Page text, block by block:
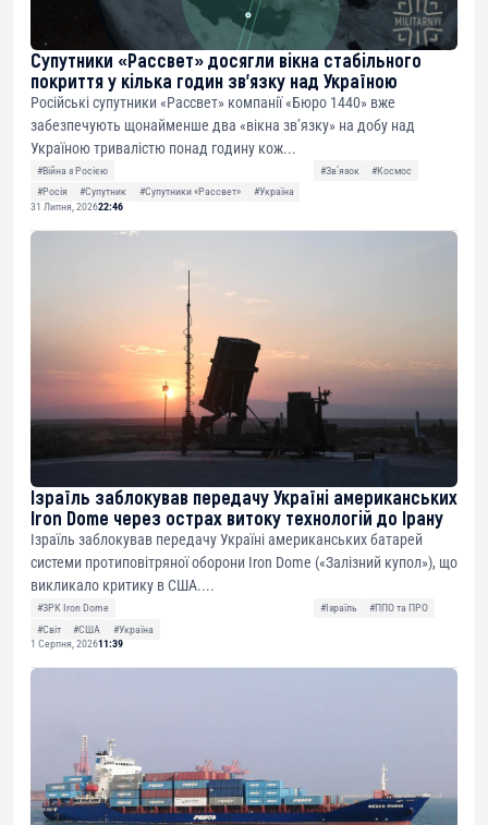
Супутники «Рассвет» досягли вікна стабільного
покриття у кілька годин зв’язку над Україною
Російські супутники «Рассвет» компанії «Бюро 1440» вже
забезпечують щонайменше два «вікна зв’язку» на добу над
Україною тривалістю понад годину кож...
#Війна з Росією #Звʼязок
#Космос
#Росія
#Супутник #Супутники «Рассвет»
#Україна
31 Липня, 202622:46
Ізраїль заблокував передачу Україні американських
Iron Dome через острах витоку технологій до Ірану
Ізраїль заблокував передачу Україні американських батарей
системи протиповітряної оборони Iron Dome («Залізний купол»), що
викликало критику в США....
#ЗРК Iron Dome #Ізраїль
#ППО та ПРО
#Світ
#США
#Україна
1 Серпня, 202611:39